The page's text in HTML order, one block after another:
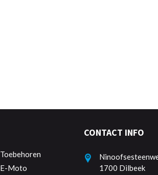
Toebehoren
E-Moto
CONTACT INFO
1700 Dilbeek